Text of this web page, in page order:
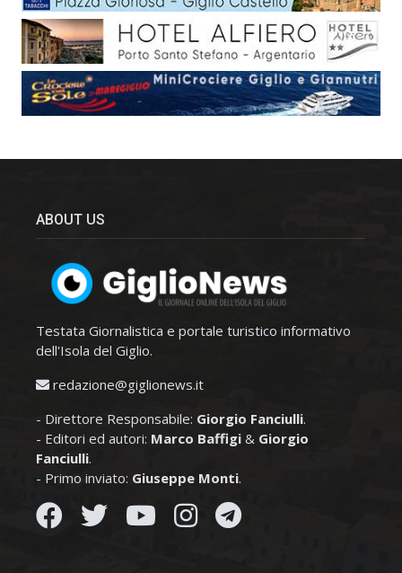
ABOUT US
Testata Giornalistica e portale turistico informativo
dell'Isola del Giglio.
redazione@giglionews.it
- Direttore Responsabile: Giorgio Fanciulli.
- Editori ed autori: Marco Baffigi & Giorgio
Fanciulli.
- Primo inviato: Giuseppe Monti.